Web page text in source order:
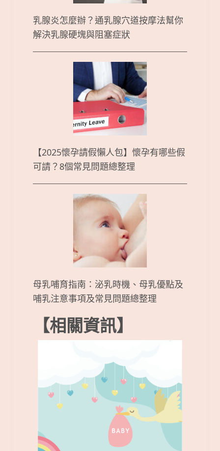
乳腺炎怎麼辦？通乳腺穴道按摩法幫你
解決乳腺硬塊與阻塞症狀
【2025懷孕請假懶人包】懷孕有哪些假
可請？8個常見問題總整理
母乳哺育指南：泌乳時機、母乳優點及
哺乳注意事項及常見問題總整理
【相關資訊】